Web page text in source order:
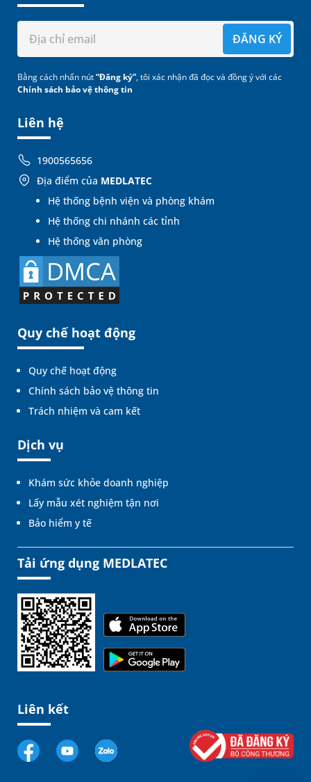
Liên hệ
1900565656
Địa điểm của MEDLATEC
Hệ thống bệnh viện và phòng khám
Hệ thống chi nhánh các tỉnh
Hệ thống văn phòng
Quy chế hoạt động
Quy chế hoạt động
Chính sách bảo vệ thông tin
Trách nhiệm và cam kết
Dịch vụ
Khám sức khỏe doanh nghiệp
Lấy mẫu xét nghiệm tận nơi
Bảo hiểm y tế
ĐĂNG KÝ
Bằng cách nhấn nút“Đăng ký”, tôi xác nhận đã đọc và đồng ý với các
Chính sách bảo vệ thông tin
Tải ứng dụng MEDLATEC
Liên kết